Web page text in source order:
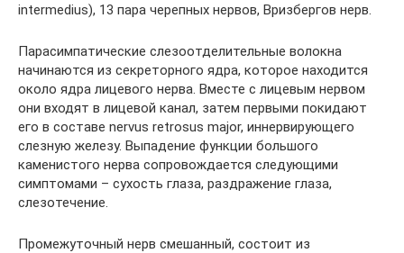
intermedius), 13 пара черепных нервов, Вризбергов нерв.
Парасимпатические слезоотделительные волокна
начинаются из секреторного ядра, которое находится
около ядра лицевого нерва. Вместе с лицевым нервом
они входят в лицевой канал, затем первыми покидают
его в составе nervus retrosus major, иннервирующего
слезную железу. Выпадение функции большого
каменистого нерва сопровождается следующими
симптомами – сухость глаза, раздражение глаза,
слезотечение.
Промежуточный нерв смешанный, состоит из